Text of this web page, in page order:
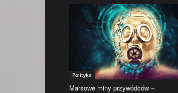
Polityka
Marsowe miny przywódców –